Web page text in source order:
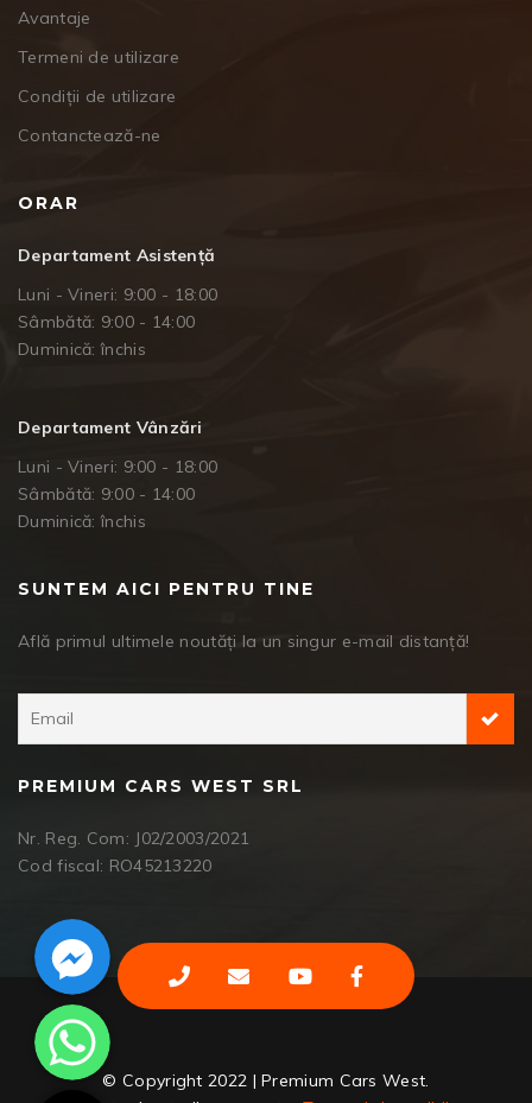
Avantaje
Termeni de utilizare
Condiții de utilizare
Contanctează-ne
ORAR
Departament Asistență
Luni - Vineri: 9:00 - 18:00
Sâmbătă: 9:00 - 14:00
Duminică: închis
Departament Vânzări
Luni - Vineri: 9:00 - 18:00
Sâmbătă: 9:00 - 14:00
Duminică: închis
SUNTEM AICI PENTRU TINE
Află primul ultimele noutăți la un singur e-mail distanță!
PREMIUM CARS WEST SRL
Nr. Reg. Com: J02/2003/2021
Cod fiscal: RO45213220
© Copyright 2022 | Premium Cars West.
Facebook Messenger
WhatsApp